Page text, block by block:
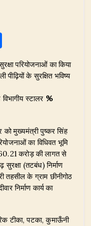
arपरियोजनाओं का किया
के सुरक्षित भविष्य
स्टालर %
को मुख्यमंत्री पुष्कर सिंह
का विधिवत भूमि
करोड़ की लागत से
(तटबंध) निर्माण
तहसील के ग्राम छीनीगोठ
निर्माण कार्य का
टीका, पटका, कुमाऊँनी